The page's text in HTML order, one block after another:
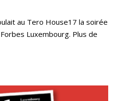
au Tero House17 la soirée
Luxembourg. Plus de